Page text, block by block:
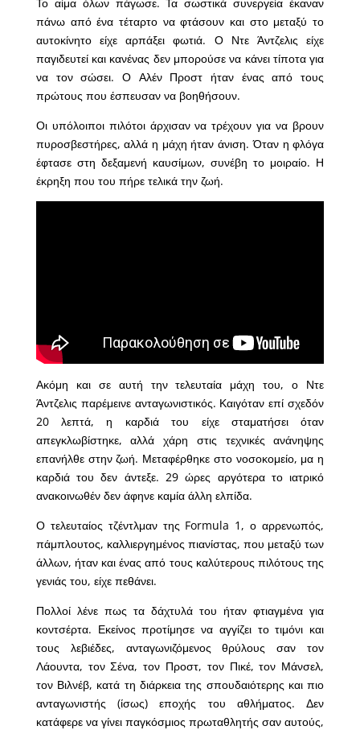
πάνω από ένα τέταρτο να φτάσουν και στο μεταξύ το
αυτοκίνητο είχε αρπάξει φωτιά. Ο Ντε Άντζελις είχε
παγιδευτεί και κανένας δεν μπορούσε να κάνει τίποτα για
να τον σώσει. Ο Αλέν Προστ ήταν ένας από τους
πρώτους που έσπευσαν να βοηθήσουν.
Οι υπόλοιποι πιλότοι άρχισαν να τρέχουν για να βρουν
πυροσβεστήρες, αλλά η μάχη ήταν άνιση. Όταν η φλόγα
έφτασε στη δεξαμενή καυσίμων, συνέβη το μοιραίο. Η
έκρηξη που του πήρε τελικά την ζωή.
Ακόμη και σε αυτή την τελευταία μάχη του, ο Ντε
Άντζελις παρέμεινε ανταγωνιστικός. Καιγόταν επί σχεδόν
20 λεπτά, η καρδιά του είχε σταματήσει όταν
απεγκλωβίστηκε, αλλά χάρη στις τεχνικές ανάνηψης
επανήλθε στην ζωή. Μεταφέρθηκε στο νοσοκομείο, μα η
καρδιά του δεν άντεξε. 29 ώρες αργότερα το ιατρικό
ανακοινωθέν δεν άφηνε καμία άλλη ελπίδα.
Ο τελευταίος τζέντλμαν της Formula 1, ο αρρενωπός,
πάμπλουτος, καλλιεργημένος πιανίστας, που μεταξύ των
άλλων, ήταν και ένας από τους καλύτερους πιλότους της
γενιάς του, είχε πεθάνει.
Πολλοί λένε πως τα δάχτυλά του ήταν φτιαγμένα για
κοντσέρτα. Εκείνος προτίμησε να αγγίζει το τιμόνι και
τους λεβιέδες, ανταγωνιζόμενος θρύλους σαν τον
Λάουντα, τον Σένα, τον Προστ, τον Πικέ, τον Μάνσελ,
τον Βιλνέβ, κατά τη διάρκεια της σπουδαιότερης και πιο
ανταγωνιστής (ίσως) εποχής του αθλήματος. Δεν
κατάφερε να γίνει παγκόσμιος πρωταθλητής σαν αυτούς,